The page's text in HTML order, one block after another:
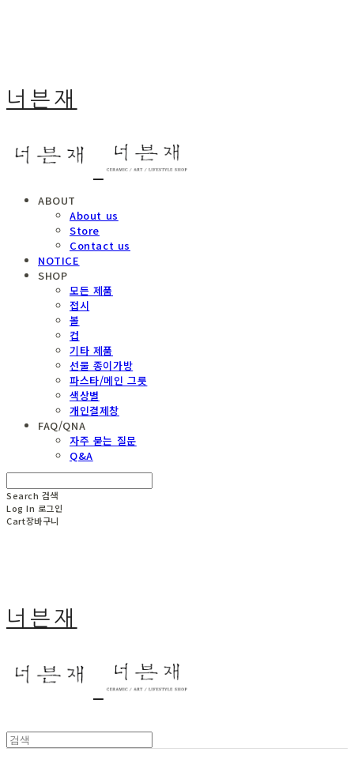
너븐재
ABOUT
About us
Store
Contact us
NOTICE
SHOP
모든 제품
접시
볼
컵
기타 제품
선물 종이가방
파스타/메인 그릇
색상별
개인결제창
FAQ/QNA
자주 묻는 질문
Q&A
Search 검색
Log In 로그인
Cart장바구니
너븐재